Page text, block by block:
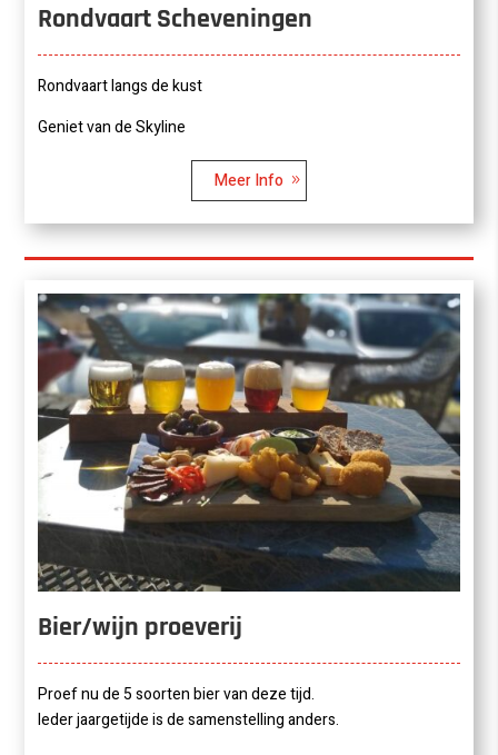
Rondvaart Scheveningen
Rondvaart langs de kust
Geniet van de Skyline
Meer Info
Bier/wijn proeverij
Proef nu de 5 soorten bier van deze tijd.
Ieder jaargetijde is de samenstelling anders.